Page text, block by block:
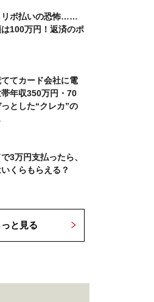
リボ払いの恐怖……
100万円！返済のポ
ててカード会社に電
年収350万円・70
とした“クレカ”の
3万円支払ったら、
くらもらえる？
と見る